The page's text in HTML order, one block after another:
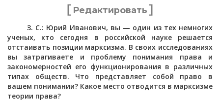
[ Редактировать]
З. С.: Юрий Иванович, вы — один из тех немногих
ученых, кто сегодня в российской науке решается
отстаивать позиции марксизма. В своих исследованиях
вы затрагиваете и проблему понимания права и
закономерностей его функционирования в различных
типах обществ. Что представляет собой право в
вашем понимании? Какое место отводится в марксизме
теории права?